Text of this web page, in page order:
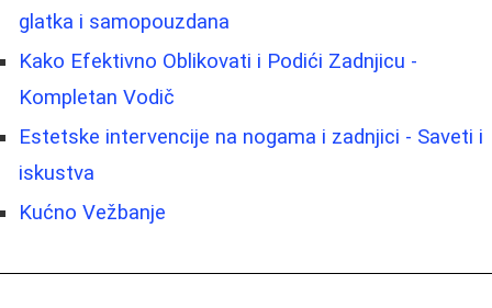
glatka i samopouzdana
Kako Efektivno Oblikovati i Podići Zadnjicu -
Kompletan Vodič
Estetske intervencije na nogama i zadnjici - Saveti i
iskustva
Kućno Vežbanje